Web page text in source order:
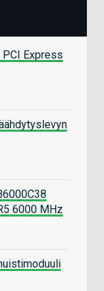
PCI Express
6000 MHz